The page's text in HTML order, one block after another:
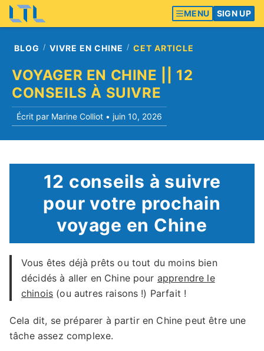
MENU SIGN UP
BLOG VIVRE EN CHINE CET ARTICLE
VOYAGER EN CHINE || 12
CONSEILS À SUIVRE
Écrit par Marine Colliot • juin 10, 2026
12 conseils à suivre
pour votre prochain
voyage en Chine
Vous êtes déjà prêts ou tout du moins bien
décidés à aller en Chine pour apprendre le
chinois (ou autres raisons !) Parfait !
Cela dit, se préparer à partir en Chine peut être une
tâche assez complexe.